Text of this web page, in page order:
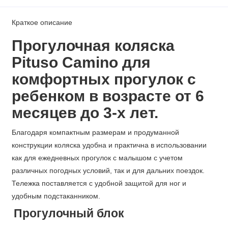
Краткое описание
Прогулочная коляска
Pituso Сamino для
комфортных прогулок с
ребенком в возрасте от 6
месяцев до 3-х лет.
Благодаря компактным размерам и продуманной
конструкции коляска удобна и практична в использовании
как для ежедневных прогулок с малышом с учетом
различных погодных условий, так и для дальних поездок.
Тележка поставляется с удобной защитой для ног и
удобным подстаканником.
Прогулочный блок